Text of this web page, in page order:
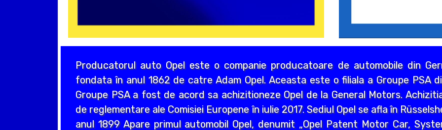
Producatorul auto Opel este o companie producatoare de automobile din
fondata în anul 1862 de catre Adam Opel. Aceasta este o filiala a Groupe PSA
Groupe PSA a fost de acord sa achizitioneze Opel de la General Motors.
de reglementare ale Comisiei Europene în iulie 2017. Sediul Opel se afla în
anul 1899 Apare primul automobil Opel, denumit „Opel Patent Motor Car,